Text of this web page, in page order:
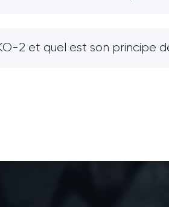
2 et quel est son principe